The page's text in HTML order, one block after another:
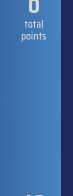
total
points